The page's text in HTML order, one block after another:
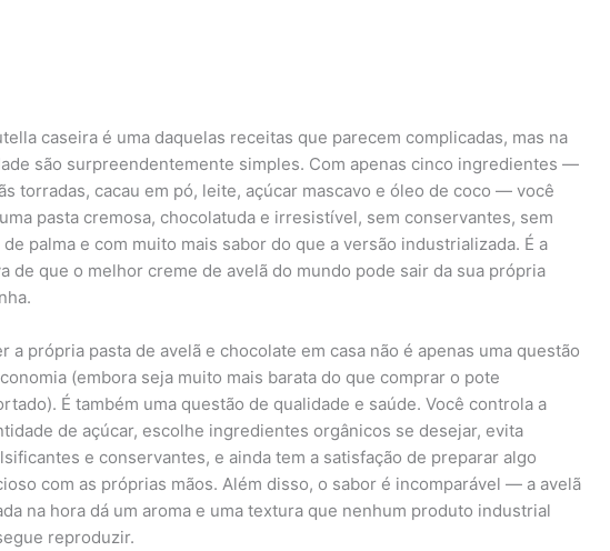
caseira é uma daquelas receitas que parecem complicadas, mas na
são surpreendentemente simples. Com apenas cinco ingredientes —
torradas, cacau em pó, leite, açúcar mascavo e óleo de coco — você
pasta cremosa, chocolatuda e irresistível, sem conservantes, sem
de palma e com muito mais sabor do que a versão industrializada. É a
de que o melhor creme de avelã do mundo pode sair da sua própria
a própria pasta de avelã e chocolate em casa não é apenas uma questão
(embora seja muito mais barata do que comprar o pote
É também uma questão de qualidade e saúde. Você controla a
de açúcar, escolhe ingredientes orgânicos se desejar, evita
e conservantes, e ainda tem a satisfação de preparar algo
com as próprias mãos. Além disso, o sabor é incomparável — a avelã
na hora dá um aroma e uma textura que nenhum produto industrial
reproduzir.